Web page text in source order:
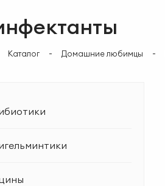
Каталог Домашние любимцы